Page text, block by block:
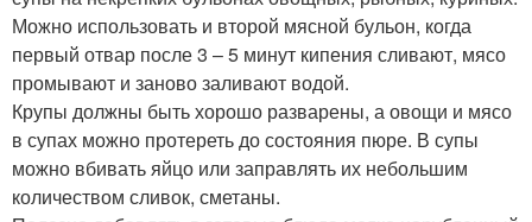
Можно использовать и второй мясной бульон, когда
первый отвар после 3 – 5 минут кипения сливают, мясо
промывают и заново заливают водой.
Крупы должны быть хорошо разварены, а овощи и мясо
в супах можно протереть до состояния пюре. В супы
можно вбивать яйцо или заправлять их небольшим
количеством сливок, сметаны.